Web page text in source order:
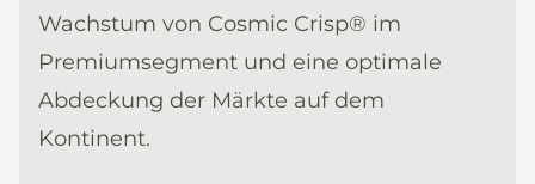
Wachstum von Cosmic Crisp® im
Premiumsegment und eine optimale
Abdeckung der Märkte auf dem
Kontinent.